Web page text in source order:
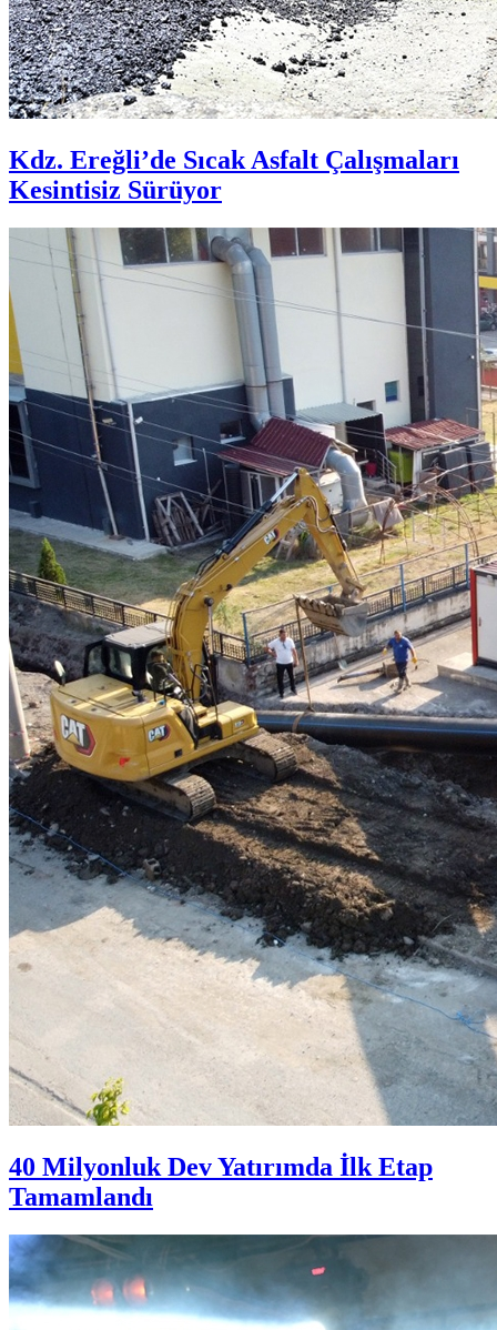
Kdz. Ereğli’de Sıcak Asfalt Çalışmaları
Kesintisiz Sürüyor
40 Milyonluk Dev Yatırımda İlk Etap
Tamamlandı